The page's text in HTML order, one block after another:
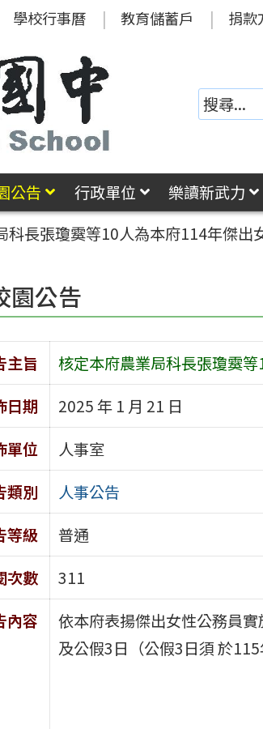
學校行事曆 教育儲蓄戶 捐款
公告 行政單位 樂讀新武力
科長張瓊霙等10人為本府114年傑出
園公告
主旨
核定本府農業局科長張瓊霙
日期
2025 年 1 月 21 日
單位
人事室
類別
人事公告
等級
普通
次數
311
內容
依本府表揚傑出女性公務員
及公假3日（公假3日須 於